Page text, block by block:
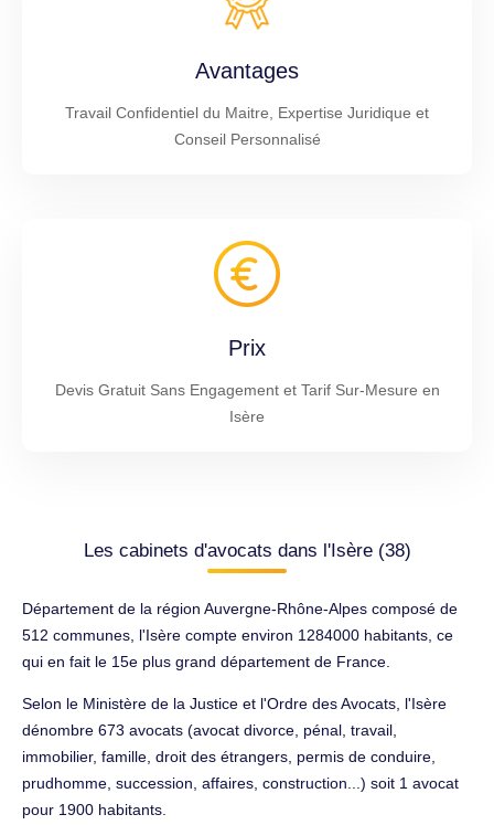
Avantages
Travail Confidentiel du Maitre, Expertise Juridique et
Conseil Personnalisé
Prix
Devis Gratuit Sans Engagement et Tarif Sur-Mesure en
Isère
Les cabinets d'avocats dans l'Isère (38)
Département de la région Auvergne-Rhône-Alpes composé de
512 communes, l'Isère compte environ 1284000 habitants, ce
qui en fait le 15e plus grand département de France.
Selon le Ministère de la Justice et l'Ordre des Avocats, l'Isère
dénombre 673 avocats (avocat divorce, pénal, travail,
immobilier, famille, droit des étrangers, permis de conduire,
prudhomme, succession, affaires, construction...) soit 1 avocat
pour 1900 habitants.